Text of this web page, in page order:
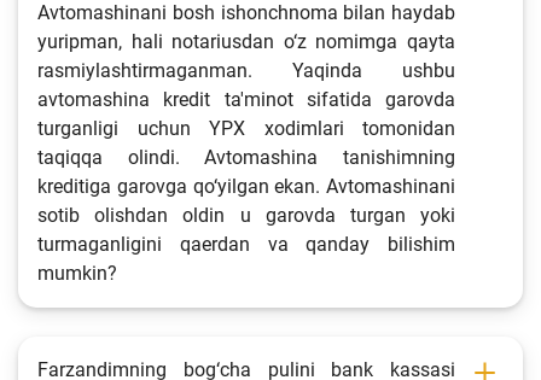
So‘rovlar
Fotogalereya
Loyiha haqida
Kengaytirilgan qidiruv
Sayt xaritasi
Avtomashinani bosh ishonchnoma bilan haydab
yuripman, hali notariusdan o‘z nomimga qayta
rasmiylashtirmaganman. Yaqinda ushbu
avtomashina kredit ta'minot sifatida garovda
turganligi uchun YPX xodimlari tomonidan
taqiqqa olindi. Avtomashina tanishimning
kreditiga garovga qo‘yilgan ekan. Avtomashinani
sotib olishdan oldin u garovda turgan yoki
turmaganligini qaerdan va qanday bilishim
mumkin?
Farzandimning bog‘cha pulini bank kassasi